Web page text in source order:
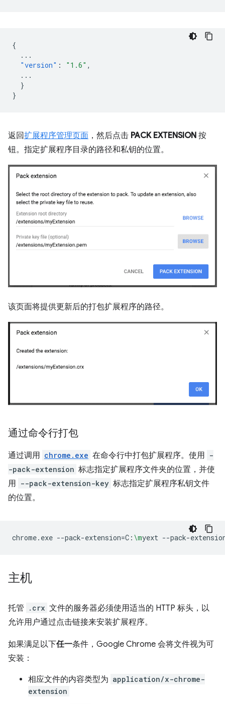
{
...
"version" : "1.6" ,
...
}
}
返回扩展程序管理页面 ，然后点击 PACK EXTENSION 按
钮。指定扩展程序目录的路径和私钥的位置。
该页面将提供更新后的打包扩展程序的路径。
通过命令行打包
通过调用 chrome.exe 在命令行中打包扩展程序。使用 -
-pack-extension 标志指定扩展程序文件夹的位置，并使
用 --pack-extension-key 标志指定扩展程序私钥文件
的位置。
chrome.exe --pack-extension=C: \myext --pack-
主机
托管 .crx 文件的服务器必须使用适当的 HTTP 标头，以
允许用户通过点击链接来安装扩展程序。
如果满足以下任一条件，Google Chrome 会将文件视为可
安装：
相应文件的内容类型为 application/x-chrome-
extension